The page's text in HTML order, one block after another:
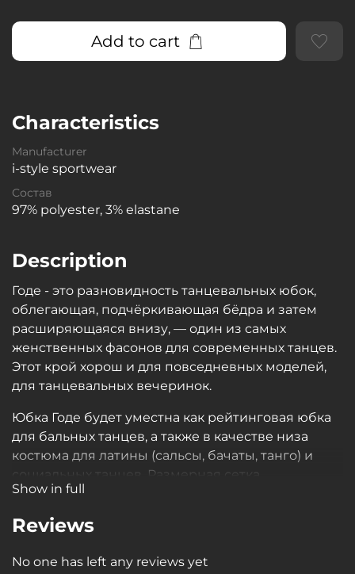
Add to cart
Characteristics
Manufacturer
i-style sportwear
Состав
97% polyester, 3% elastane
Description
Годе - это разновидность танцевальных юбок,
облегающая, подчёркивающая бёдра и затем
расширяющаяся внизу, — один из самых
женственных фасонов для современных танцев.
Этот крой хорош и для повседневных моделей,
для танцевальных вечеринок.
Юбка Годе будет уместна как рейтинговая юбка
для бальных танцев, а также в качестве низа
костюма для латины (сальсы, бачаты, танго) и
социальных танцев. Размерная сетка
предусмотрена для девочек подростков и
с ноткой ретро, а может выглядеть вполне
Show in full
Reviews
No one has left any reviews yet